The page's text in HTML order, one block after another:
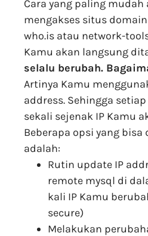
Cara yang paling mudah
mengakses situs
who.is atau network-
Kamu akan langsung
selalu berubah.
Artinya Kamu
address. Sehingga
sekali sejenak IP Kamu
Beberapa opsi yang
adalah:
Rutin update IP
remote mysql di
kali IP Kamu
secure)
Melakukan